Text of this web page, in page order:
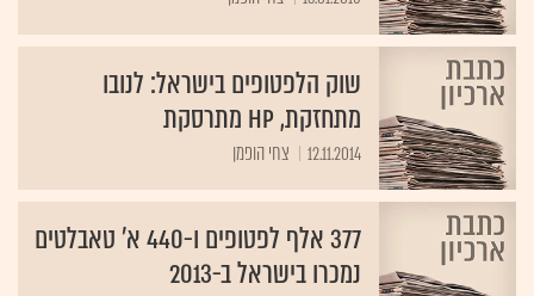
שוק הלפטופים בישראל: לנובו
מתחזקת, HP מתרסקת
12.11.2014 צחי הופמן
377 אלף לפטופים ו-440 א' טאבלטים
נמכרו בישראל ב-2013